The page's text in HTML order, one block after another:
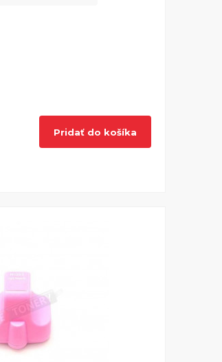
Pridať do košíka